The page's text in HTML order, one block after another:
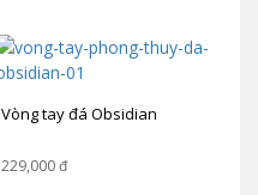
Vòng tay đá Obsidian
229,000đ